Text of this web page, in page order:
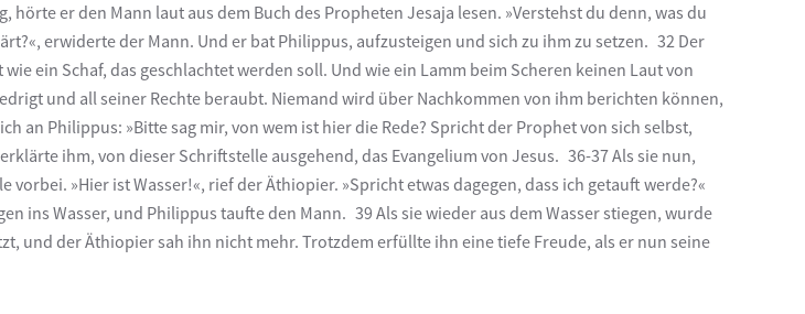
er den Mann laut aus dem Buch des Propheten Jesaja lesen. »Verstehst du denn, was du
erwiderte der Mann. Und er bat Philippus, aufzusteigen und sich zu ihm zu setzen. 32 Der
ein Schaf, das geschlachtet werden soll. Und wie ein Lamm beim Scheren keinen Laut von
und all seiner Rechte beraubt. Niemand wird über Nachkommen von ihm berichten können,
an Philippus: »Bitte sag mir, von wem ist hier die Rede? Spricht der Prophet von sich selbst,
ihm, von dieser Schriftstelle ausgehend, das Evangelium von Jesus. 36-37 Als sie nun,
»Hier ist Wasser!«, rief der Äthiopier. »Spricht etwas dagegen, dass ich getauft werde?«
ins Wasser, und Philippus taufte den Mann. 39 Als sie wieder aus dem Wasser stiegen, wurde
und der Äthiopier sah ihn nicht mehr. Trotzdem erfüllte ihn eine tiefe Freude, als er nun seine